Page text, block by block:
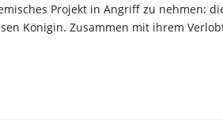
Projekt in Angriff zu nehmen:
Königin. Zusammen mit ihrem